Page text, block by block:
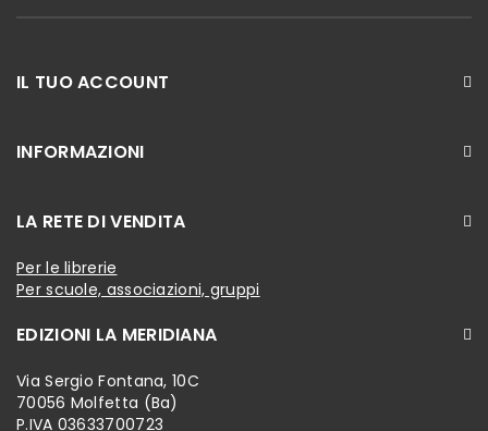
IL TUO ACCOUNT
INFORMAZIONI
LA RETE DI VENDITA
Per le librerie
Per scuole, associazioni, gruppi
EDIZIONI LA MERIDIANA
Via Sergio Fontana, 10C
70056 Molfetta (Ba)
P.IVA 03633700723